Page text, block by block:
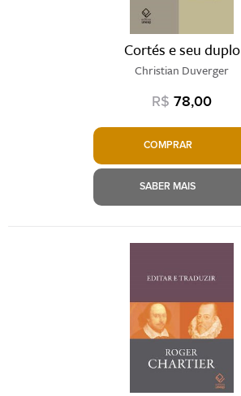
Cortés e seu duplo
Christian Duverger
R$ 78,00
COMPRAR
SABER MAIS